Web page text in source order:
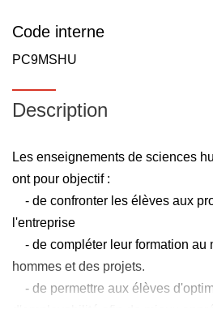
Code interne
PC9MSHU
Description
Les enseignements de sciences
ont pour objectif :
- de confronter les élèves aux
l'entreprise
- de compléter leur formation au
hommes et des projets.
- de permettre aux élèves